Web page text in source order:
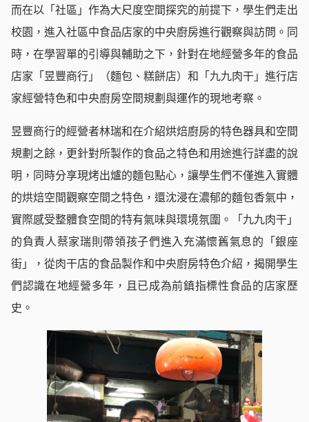
而在以「社區」作為大尺度空間探究的前提下，學生們走出
校園，進入社區中食品店家的中央廚房進行觀察與訪問。同
時，在學習單的引導與輔助之下，針對在地經營多年的食品
店家「昱豐商行」（麵包、糕餅店）和「九九肉干」進行店
家經營特色和中央廚房空間規劃與運作的現地考察。
昱豐商行的經營者林瑞和在介紹烘焙廚房的特色器具和空間
規劃之餘，更針對所製作的食品之特色和用途進行詳盡的說
明，同時分享現烤出爐的麵包點心，讓學生們不僅進入實體
的烘焙空間觀察空間之特色，還沈浸在濃郁的麵包香氣中，
實際感受整體食空間的特有氣味與環境氛圍。「九九肉干」
的負責人蔡家瑞則帶領孩子們進入充滿懷舊氣息的「銀座
街」，從肉干店的食品製作和中央廚房特色介紹，揭開學生
們認識在地經營多年，且已成為前鎮指標性食品的店家歷
史。